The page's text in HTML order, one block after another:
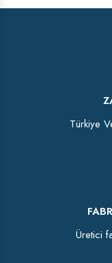
Türkiye
Üretici